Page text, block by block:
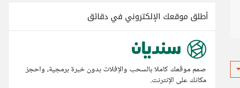
أطلق موقعك الإلكتروني في دقائق
صمم موقعك كاملا بالسحب والإفلات بدون خبرة برمجية، واحجز
مكانك على الإنترنت.